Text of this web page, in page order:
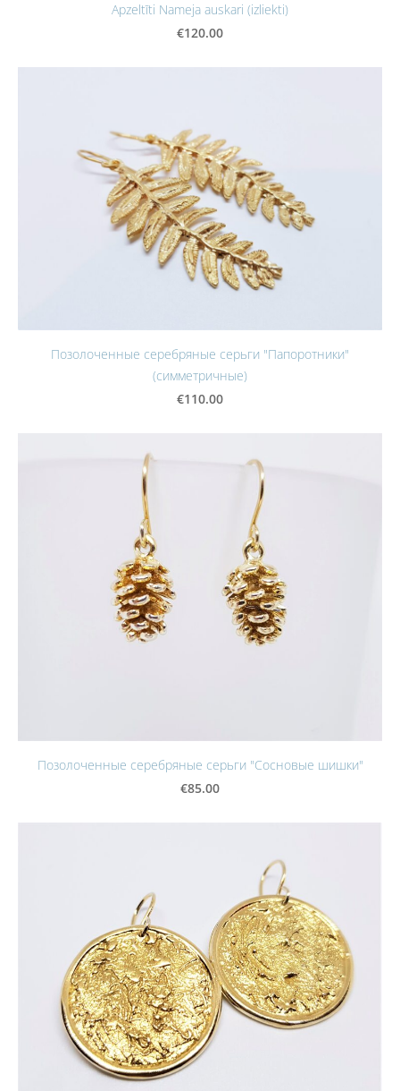
Apzeltīti Nameja auskari (izliekti)
€120.00
Позолоченные серебряные серьги "Папоротники"
(симметричные)
€110.00
Позолоченные серебряные серьги "Сосновые шишки"
€85.00